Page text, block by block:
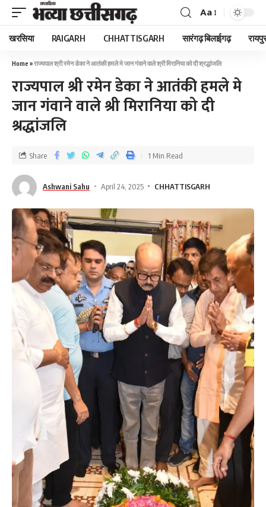
Aa
खरसिया RAIGARH CHHATTISGARH सारंगढ़ बिलाईगढ़
Home »राज्यपाल श्री रमेन डेका ने आतंकी हमले मे जान गंवाने वाले श्री मिरानिया को दी श्रद्धांजलि
राज्यपाल श्री रमेन डेका ने आतंकी हमले मे
जान गंवाने वाले श्री मिरानिया को दी
श्रद्धांजलि
Ashwani Sahu April 24, 2025 CHHATTISGARH
Share 1 Min Read